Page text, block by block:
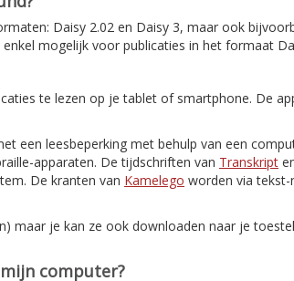
Daisy 2.02 en Daisy 3, maar ook
mogelijk voor publicaties in het formaat
te lezen op je tablet of smartphone. De
een leesbeperking met behulp van een
apparaten. De tijdschriften van Transkript
De kranten van Kamelego worden via
maar je kan ze ook downloaden naar je
computer?